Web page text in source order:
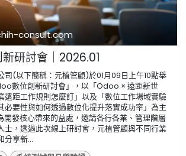
consult.com
研討會｜2026.01
司(以下簡稱：元植管顧)於01月09日上午10點舉
數位創新研討會」，以「Odoo × 遠距新世
遠距工作規則怎麼訂」以及「數位工作場域實驗
必要性與如何透過數位化提升落實成功率」為主
發核心帶來的益處，邀請各行各業、管理階層
士，透過此次線上研討會，元植管顧與不同行業
分享新...